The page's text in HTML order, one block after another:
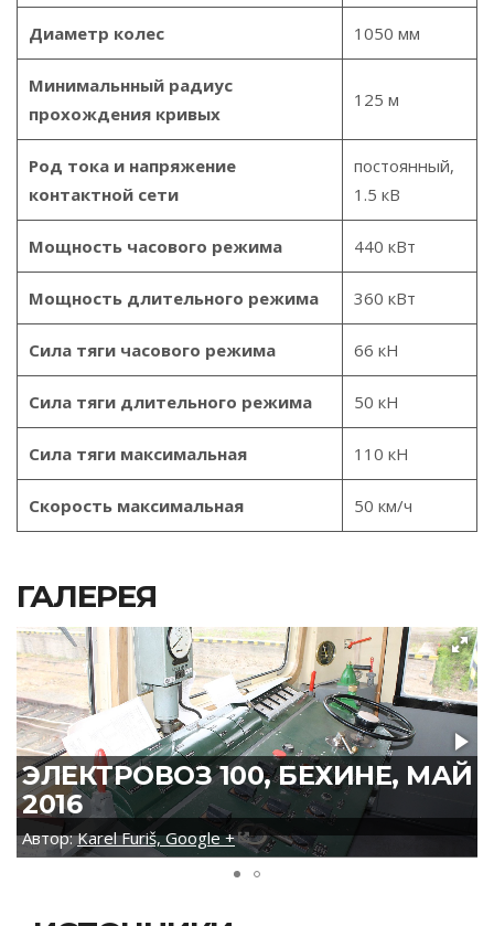
Диаметр колес 1050 мм
Минимальнный радиус
прохождения кривых
125 м
Род тока и напряжение
контактной сети
постоянный,
1.5 кВ
Мощность часового режима 440 кВт
Мощность длительного режима 360 кВт
Сила тяги часового режима 66 кН
Сила тяги длительного режима 50 кН
Сила тяги максимальная 110 кН
Скорость максимальная 50 км/ч
ГАЛЕРЕЯ
ЭЛЕКТРОВОЗ 100, БЕХИНЕ, МАЙ
2016
Автор:Karel Furiš, Google +